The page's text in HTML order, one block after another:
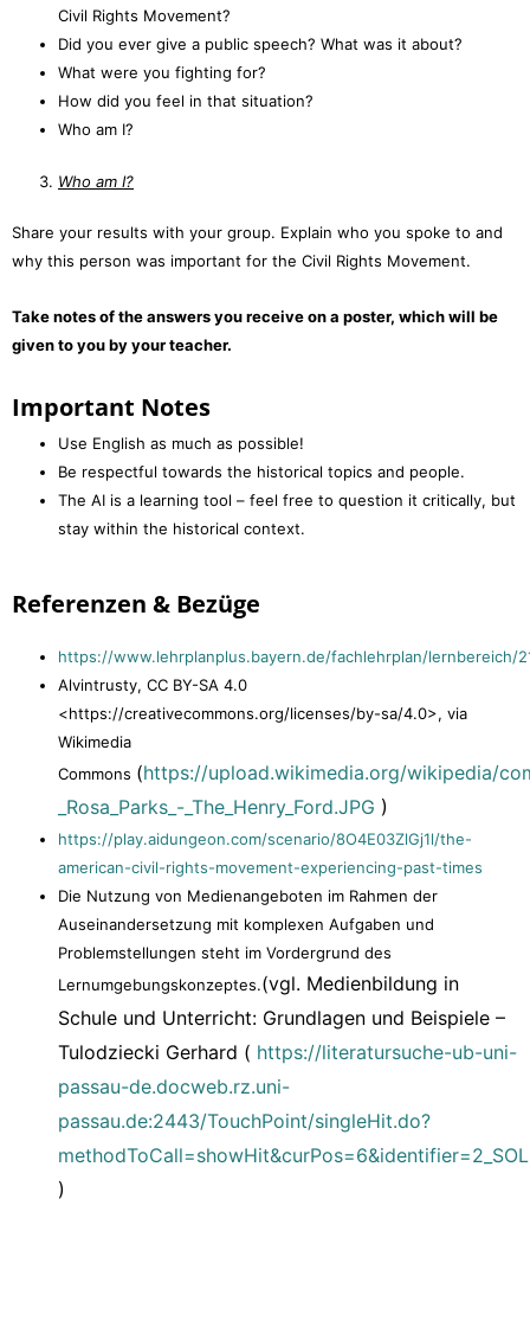
Civil Rights Movement?
Did you ever give a public speech? What was it about?
What were you fighting for?
How did you feel in that situation?
Who am I?
Who am I?
Share your results with your group. Explain who you spoke to and
why this person was important for the Civil Rights Movement.
Take notes of the answers you receive on a poster, which will be
given to you by your teacher.
Important Notes
Use English as much as possible!
Be respectful towards the historical topics and people.
The AI is a learning tool – feel free to question it critically, but
stay within the historical context.
Referenzen & Bezüge
https://www.lehrplanplus.bayern.de/fachlehrplan/lernbereich/
Alvintrusty, CC BY-SA 4.0
<https://creativecommons.org/licenses/by-sa/4.0>, via
Wikimedia
Commons (https://upload.wikimedia.org/wikipedia/
_Rosa_Parks_-_The_Henry_Ford.JPG )
https://play.aidungeon.com/scenario/8O4E03ZlGj1l/the-
american-civil-rights-movement-experiencing-past-times
Die Nutzung von Medienangeboten im Rahmen der
Auseinandersetzung mit komplexen Aufgaben und
Problemstellungen steht im Vordergrund des
Lernumgebungskonzeptes.(vgl. Medienbildung in
Schule und Unterricht: Grundlagen und Beispiele –
Tulodziecki Gerhard ( https://literatursuche-ub-uni-
passau-de.docweb.rz.uni-
passau.de:2443/TouchPoint/singleHit.do?
)